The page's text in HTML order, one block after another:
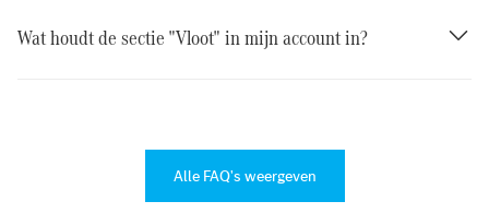
Wat houdt de sectie "Vloot" in mijn account in?
Alle FAQ's weergeven